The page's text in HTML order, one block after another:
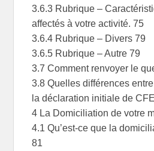
3.6.3 Rubrique –
affectés à votre activité. 75
3.6.4 Rubrique – Divers 79
3.6.5 Rubrique – Autre 79
3.7 Comment renvoyer le
3.8 Quelles différences
la déclaration initiale de
4 La Domiciliation de votre
4.1 Qu’est-ce que la
81